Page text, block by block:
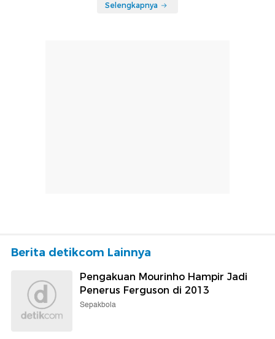
Selengkapnya
Berita detikcom Lainnya
Pengakuan Mourinho Hampir Jadi
Penerus Ferguson di 2013
Sepakbola